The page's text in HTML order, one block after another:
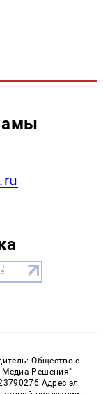
Общество с
Медиа Решения"
Адрес эл.